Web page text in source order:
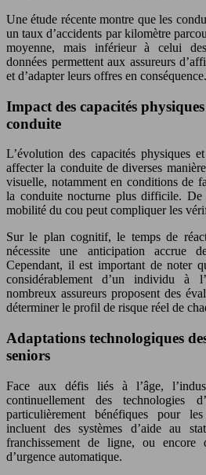
Une étude récente montre que les
un taux d’accidents par kilomètre
moyenne, mais inférieur à celui
données permettent aux assureurs
et d’adapter leurs offres en conséquence.
Impact des capacités
conduite
L’évolution des capacités physiques
affecter la conduite de diverses
visuelle, notamment en conditions de
la conduite nocturne plus difficile. De
mobilité du cou peut compliquer les
Sur le plan cognitif, le temps de
nécessite une anticipation accrue
Cependant, il est important de noter
considérablement d’un individu à
nombreux assureurs proposent des
déterminer le profil de risque réel de
Adaptations technologiques
seniors
Face aux défis liés à l’âge,
continuellement des technologies
particulièrement bénéfiques pour
incluent des systèmes d’aide au
franchissement de ligne, ou encore
d’urgence automatique.